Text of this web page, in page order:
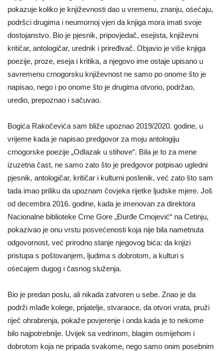
pokazuje koliko je književnosti dao u vremenu, znanju, ośećaju,
podršci drugima i neumornoj vjeri da knjiga mora imati svoje
dostojanstvo. Bio je pjesnik, pripovjedač, esejista, književni
kritičar, antologičar, urednik i priređivač. Objavio je više knjiga
poezije, proze, eseja i kritika, a njegovo ime ostaje upisano u
savremenu crnogorsku književnost ne samo po onome što je
napisao, nego i po onome što je drugima otvorio, podržao,
uredio, prepoznao i sačuvao.
Bogića Rakočevića sam bliže upoznao 2019/2020. godine, u
vrijeme kada je napisao predgovor za moju antologiju
crnogorske poezije „Odlazak u stihove“. Bila je to za mene
izuzetna čast, ne samo zato što je predgovor potpisao ugledni
pjesnik, antologičar, kritičar i kulturni poslenik, već zato što sam
tada imao priliku da upoznam čovjeka rijetke ljudske mjere. Još
od decembra 2016. godine, kada je imenovan za direktora
Nacionalne biblioteke Crne Gore „Đurđe Crnojević“ na Cetinju,
pokazivao je onu vrstu posvećenosti koja nije bila nametnuta
odgovornost, već prirodno stanje njegovog bića: da knjizi
pristupa s poštovanjem, ljudima s dobrotom, a kulturi s
ośećajem dugog i časnog služenja.
Bio je predan poslu, ali nikada zatvoren u sebe. Znao je da
podrži mlađe kolege, prijatelje, stvaraoce, da otvori vrata, pruži
riječ ohrabrenja, pokaže povjerenje i onda kada je to nekome
bilo najpotrebnije. Uvijek sa vedrinom, blagim osmijehom i
dobrotom koja ne pripada svakome, nego samo onim posebnim